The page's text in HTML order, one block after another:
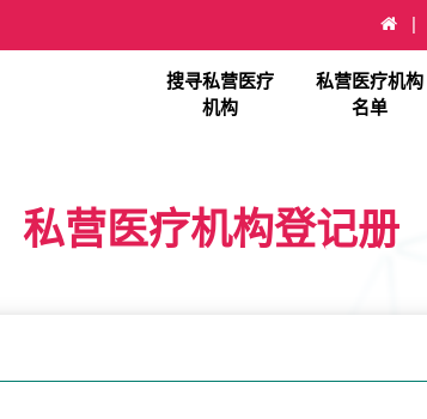
搜寻私营医疗
机构
私营医疗机构
名单
私营医疗机构登记册